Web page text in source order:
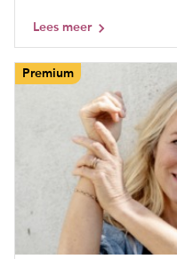
Lees meer
Premium